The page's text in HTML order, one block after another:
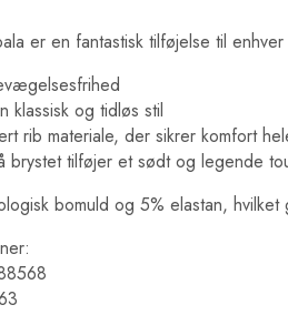
er en fantastisk tilføjelse til
klassisk og tidløs stil
rib materiale, der sikrer komfort
brystet tilføjer et sødt og legende
bomuld og 5% elastan,